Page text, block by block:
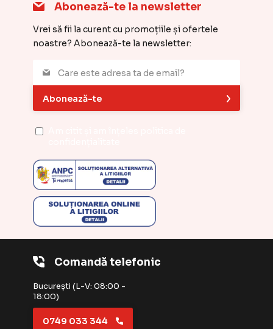
Comandă telefonic
București (L-V: 08:00 -
18:00)
0749 033 344
Abonează-te la newsletter
Vrei să fii la curent cu promoțiile și ofertele
noastre? Abonează-te la newsletter:
Abonează-te